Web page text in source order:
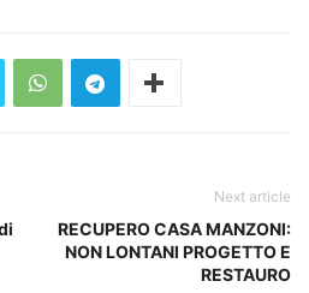
Next article
RECUPERO CASA MANZONI:
NON LONTANI PROGETTO E
RESTAURO